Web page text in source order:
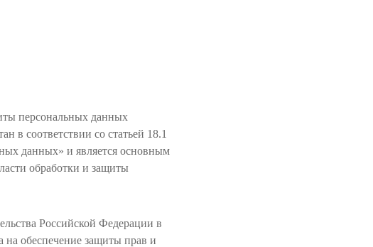
персональных данных
в соответствии со статьей 18.1
данных» и является основным
обработки и защиты
Российской Федерации в
на обеспечение защиты прав и